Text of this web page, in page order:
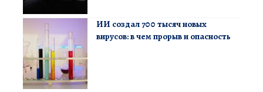
ИИ создал 700 тысяч новых
вирусов: в чем прорыв и опасность